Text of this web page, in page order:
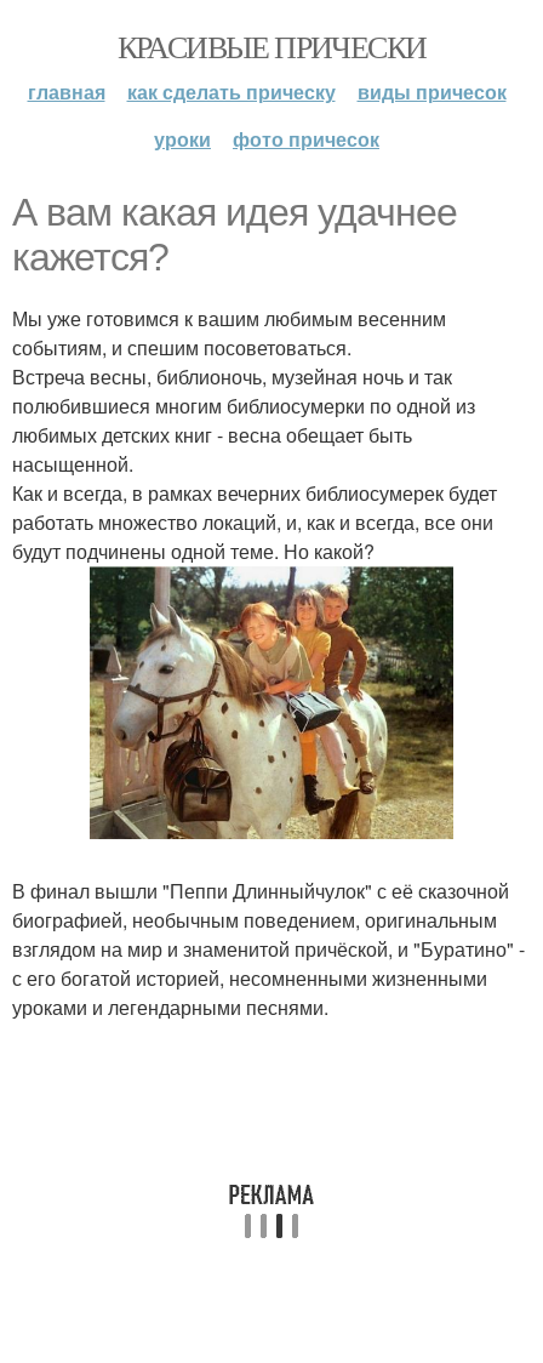
КРАСИВЫЕ ПРИЧЕСКИ
главная как сделать прическу
виды причесок
уроки
фото причесок
А вам какая идея удачнее
кажется?
Мы уже готовимся к вашим любимым весенним
событиям, и спешим посоветоваться.
Встреча весны, библионочь, музейная ночь и так
полюбившиеся многим библиосумерки по одной из
любимых детских книг - весна обещает быть
насыщенной.
Как и всегда, в рамках вечерних библиосумерек будет
работать множество локаций, и, как и всегда, все они
будут подчинены одной теме. Но какой?
В финал вышли "Пеппи Длинныйчулок" с её сказочной
биографией, необычным поведением, оригинальным
взглядом на мир и знаменитой причёской, и "Буратино" -
с его богатой историей, несомненными жизненными
уроками и легендарными песнями.